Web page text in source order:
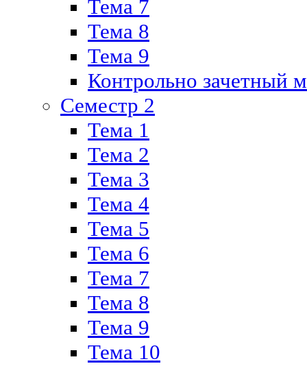
Тема 7
Тема 8
Тема 9
Контрольно зачетный
Семестр 2
Тема 1
Тема 2
Тема 3
Тема 4
Тема 5
Тема 6
Тема 7
Тема 8
Тема 9
Тема 10